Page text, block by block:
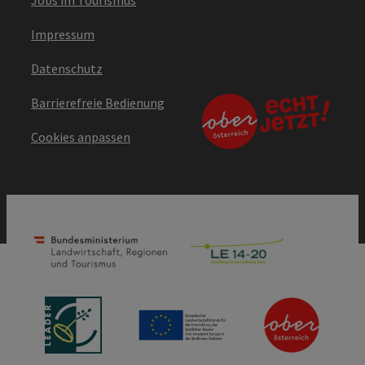
Impressum
Datenschutz
Barrierefreie Bedienung
Cookies anpassen